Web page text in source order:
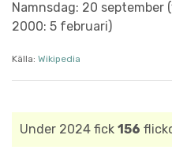
Namnsdag: 20 september
2000: 5 februari)
Källa: Wikipedia
Under 2024 fick 156